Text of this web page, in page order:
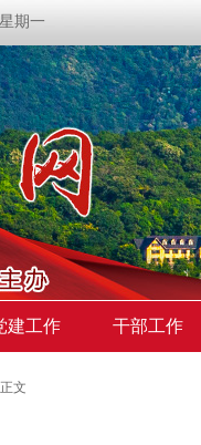
期一
建工作 干部工作
正文